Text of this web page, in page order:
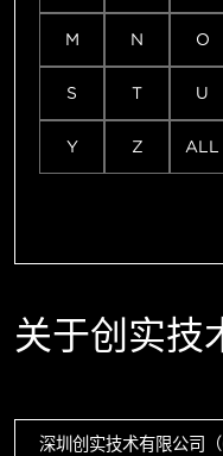
M N O
S T U
Y Z ALL
关于创实技
深圳创实技术有限公司